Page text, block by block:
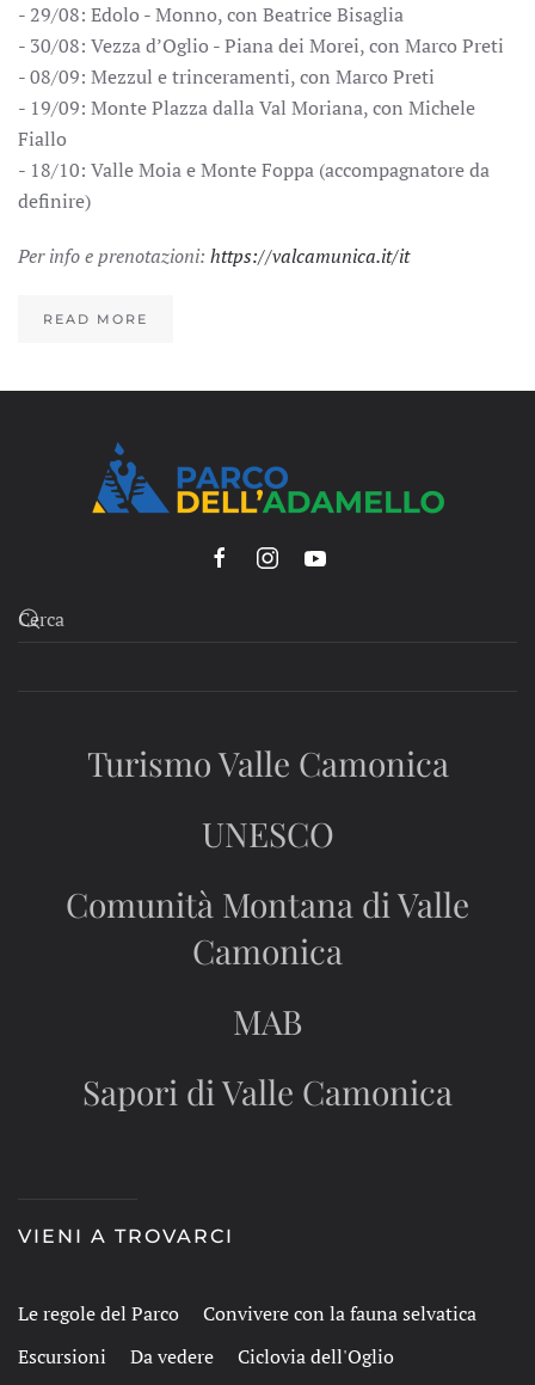
- 29/08: Edolo - Monno, con Beatrice Bisaglia
- 30/08: Vezza d’Oglio - Piana dei Morei, con Marco Preti
- 08/09: Mezzul e trinceramenti, con Marco Preti
- 19/09: Monte Plazza dalla Val Moriana, con Michele
Fiallo
- 18/10: Valle Moia e Monte Foppa (accompagnatore da
definire)
Per info e prenotazioni: https://valcamunica.it/it
READ MORE
Turismo Valle Camonica
UNESCO
Comunità Montana di Valle
Camonica
MAB
Sapori di Valle Camonica
VIENI A TROVARCI
Le regole del Parco
Convivere con la fauna selvatica
Escursioni
Da vedere
Ciclovia dell'Oglio